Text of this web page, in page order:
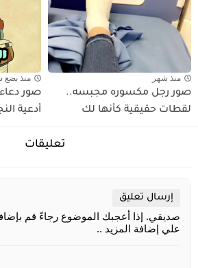
منذ شهر
صور رجل مكسوره مجبسه..
لقطات حقيقية كأنها لك
منذ بضع
أدعية
تعليقات
إرسال تعليق
صديقي. إذا أعجبك الموضوع رجاءً قم
علي إضافة المزيد ..